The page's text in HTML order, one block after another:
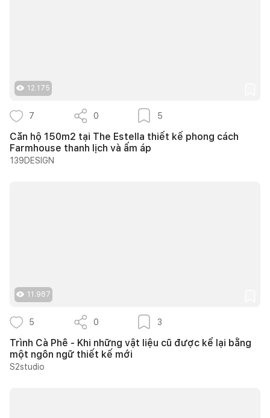
12.175
7 0 5
Căn hộ 150m2 tại The Estella thiết kế phong cách
Farmhouse thanh lịch và ấm áp
139DESIGN
11.987
5 0 3
Trình Cà Phê - Khi những vật liệu cũ được kể lại bằng
một ngôn ngữ thiết kế mới
S2studio